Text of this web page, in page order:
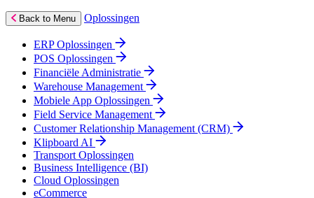
Back to Menu Oplossingen
ERP Oplossingen
POS Oplossingen
Financiële Administratie
Warehouse Management
Mobiele App Oplossingen
Field Service Management
Customer Relationship Management (CRM)
Klipboard AI
Transport Oplossingen
Business Intelligence (BI)
Cloud Oplossingen
eCommerce